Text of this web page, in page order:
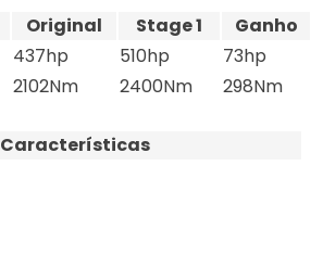
Original Stage 1
Ganho
437hp 510hp
73hp
2102Nm 2400Nm 298Nm
Características